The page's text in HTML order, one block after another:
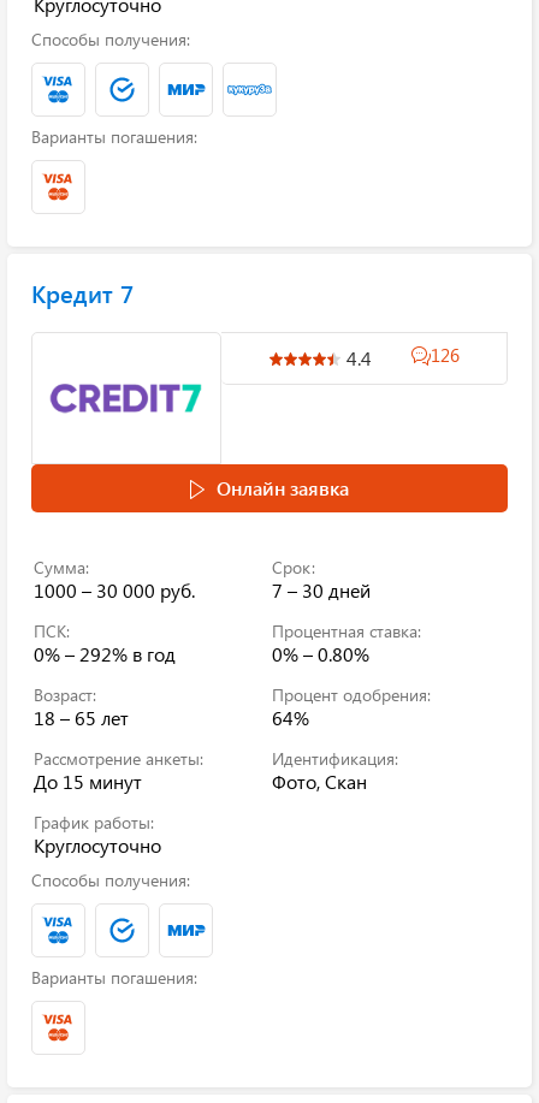
Способы получения:
Варианты погашения:
Кредит 7
4.4 126
Онлайн заявка
Сумма:
1000 – 30 000 руб.
Срок:
7 – 30 дней
ПСК:
0% – 292% в год
Процентная ставка:
0% – 0.80%
Возраст:
18 – 65 лет
Процент одобрения:
64%
Рассмотрение анкеты:
До 15 минут
Идентификация:
Фото, Скан
График работы:
Круглосуточно
Способы получения:
Варианты погашения: